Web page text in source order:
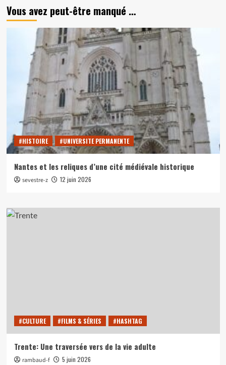
Vous avez peut-être manqué …
#HISTOIRE #UNIVERSITE PERMANENTE
Nantes et les reliques d’une cité médiévale historique
sevestre-z 12 juin 2026
#CULTURE #FILMS & SÉRIES #HASHTAG
Trente: Une traversée vers de la vie adulte
rambaud-f 5 juin 2026